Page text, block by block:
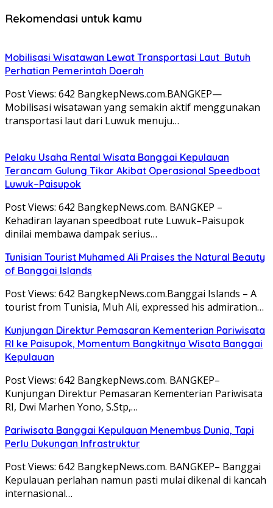
Rekomendasi untuk kamu
Mobilisasi Wisatawan Lewat Transportasi Laut Butuh
Perhatian Pemerintah Daerah
Post Views: 642 BangkepNews.com.BANGKEP—
Mobilisasi wisatawan yang semakin aktif menggunakan
transportasi laut dari Luwuk menuju…
Pelaku Usaha Rental Wisata Banggai Kepulauan
Terancam Gulung Tikar Akibat Operasional Speedboat
Luwuk–Paisupok
Post Views: 642 BangkepNews.com. BANGKEP –
Kehadiran layanan speedboat rute Luwuk–Paisupok
dinilai membawa dampak serius…
Tunisian Tourist Muhamed Ali Praises the Natural Beauty
of Banggai Islands
Post Views: 642 BangkepNews.com.Banggai Islands – A
tourist from Tunisia, Muh Ali, expressed his admiration…
Kunjungan Direktur Pemasaran Kementerian Pariwisata
RI ke Paisupok, Momentum Bangkitnya Wisata Banggai
Kepulauan
Post Views: 642 BangkepNews.com. BANGKEP–
Kunjungan Direktur Pemasaran Kementerian Pariwisata
RI, Dwi Marhen Yono, S.Stp,…
Pariwisata Banggai Kepulauan Menembus Dunia, Tapi
Perlu Dukungan Infrastruktur
Post Views: 642 BangkepNews.com. BANGKEP– Banggai
Kepulauan perlahan namun pasti mulai dikenal di kancah
internasional…